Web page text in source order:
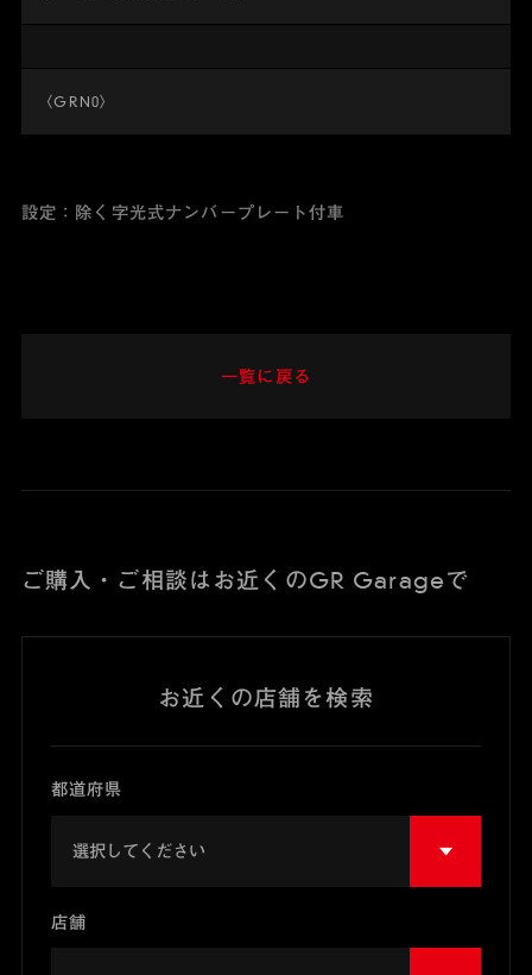
〈GRN0〉
設定：除く字光式ナンバープレート付車
一覧に戻る
ご購入・ご相談はお近くのGR Garageで
お近くの店舗を検索
都道府県
店舗